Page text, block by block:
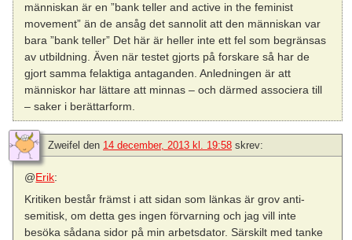
människan är en ”bank teller and active in the feminist
movement” än de ansåg det sannolit att den människan var
bara ”bank teller” Det här är heller inte ett fel som begränsas
av utbildning. Även när testet gjorts på forskare så har de
gjort samma felaktiga antaganden. Anledningen är att
människor har lättare att minnas – och därmed associera till
– saker i berättarform.
Zweifel den 14 december, 2013 kl. 19:58 skrev:
@Erik:
Kritiken består främst i att sidan som länkas är grov anti-
semitisk, om detta ges ingen förvarning och jag vill inte
besöka sådana sidor på min arbetsdator. Särskilt med tanke